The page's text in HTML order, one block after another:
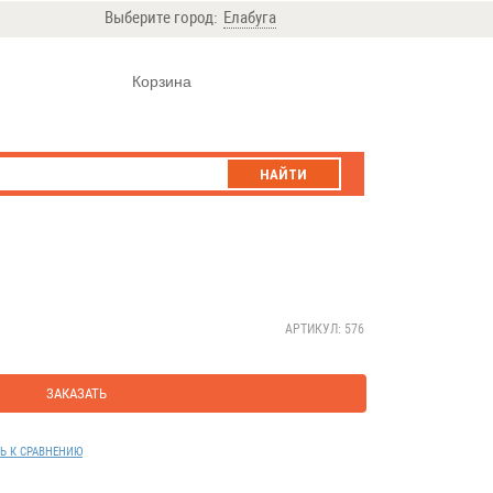
Выберите город: Елабуга
Корзина
НАЙТИ
АРТИКУЛ: 576
ЗАКАЗАТЬ
К СРАВНЕНИЮ